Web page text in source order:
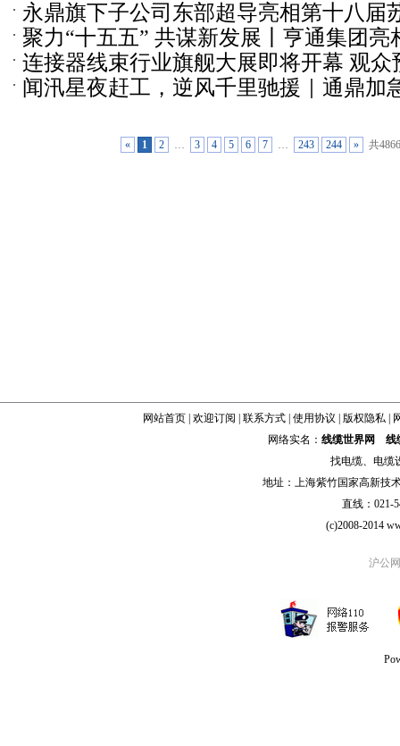
永鼎旗下子公司东部超导亮相第十八届
业周
聚力“十五五” 共谋新发展丨亨通集团亮
规划峰会并获表彰
连接器线束行业旗舰大展即将开幕 观众
中...
闻汛星夜赶工，逆风千里驰援｜通鼎加
« 1 2 … 3 4 5 6 7 … 243 244 » 共
网站首页| 欢迎订阅 联系方式| 使用协议 版权隐私|
网络实名： 线缆世界网
线
找电缆、 电缆
地址：上海紫竹国家高新技
直线：021-
(c)2008-2014
沪公